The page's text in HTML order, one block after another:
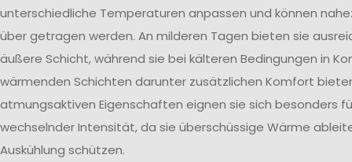
unterschiedliche Temperaturen anpassen und können
über getragen werden. An milderen Tagen bieten sie
äußere Schicht, während sie bei kälteren Bedingungen in
wärmenden Schichten darunter zusätzlichen Komfort
atmungsaktiven Eigenschaften eignen sie sich besonders
wechselnder Intensität, da sie überschüssige Wärme
Auskühlung schützen.